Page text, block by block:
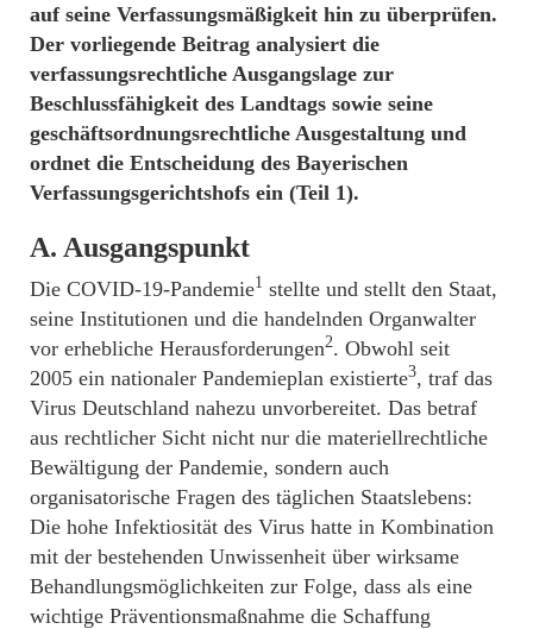
auf seine Verfassungsmäßigkeit hin zu überprüfen.
Der vorliegende Beitrag analysiert die
verfassungsrechtliche Ausgangslage zur
Beschlussfähigkeit des Landtags sowie seine
geschäftsordnungsrechtliche Ausgestaltung und
ordnet die Entscheidung des Bayerischen
Verfassungsgerichtshofs ein (Teil 1).
A. Ausgangspunkt
Die COVID-19-Pandemie1 stellte und stellt den Staat,
seine Institutionen und die handelnden Organwalter
vor erhebliche Herausforderungen2. Obwohl seit
2005 ein nationaler Pandemieplan existierte3, traf das
Virus Deutschland nahezu unvorbereitet. Das betraf
aus rechtlicher Sicht nicht nur die materiellrechtliche
Bewältigung der Pandemie, sondern auch
organisatorische Fragen des täglichen Staatslebens:
Die hohe Infektiosität des Virus hatte in Kombination
mit der bestehenden Unwissenheit über wirksame
Behandlungsmöglichkeiten zur Folge, dass als eine
wichtige Präventionsmaßnahme die Schaffung